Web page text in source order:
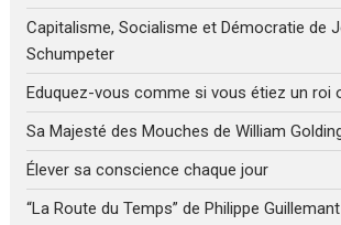
Capitalisme, Socialisme et Démocratie de
Schumpeter
Eduquez-vous comme si vous étiez un roi
Sa Majesté des Mouches de William
Élever sa conscience chaque jour
“La Route du Temps” de Philippe Guillemant